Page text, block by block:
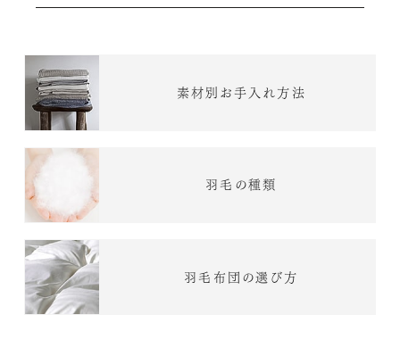
素材別お手入れ方法
羽毛の種類
羽毛布団の選び方